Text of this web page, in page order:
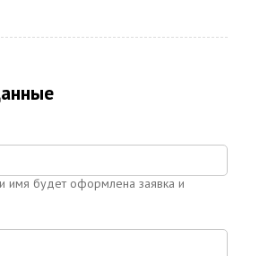
будет оформлена заявка и